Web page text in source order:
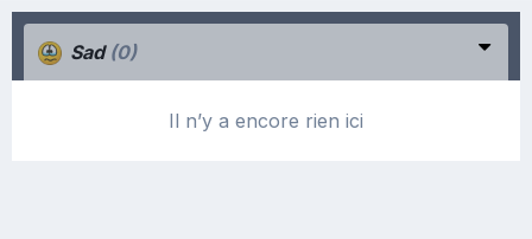
Sad (0)
Il n’y a encore rien ici